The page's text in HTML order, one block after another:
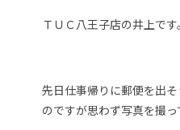
ＴＵＣ八王子店の井上です。
先日仕事帰りに郵便を出
のですが思わず写真を撮っ